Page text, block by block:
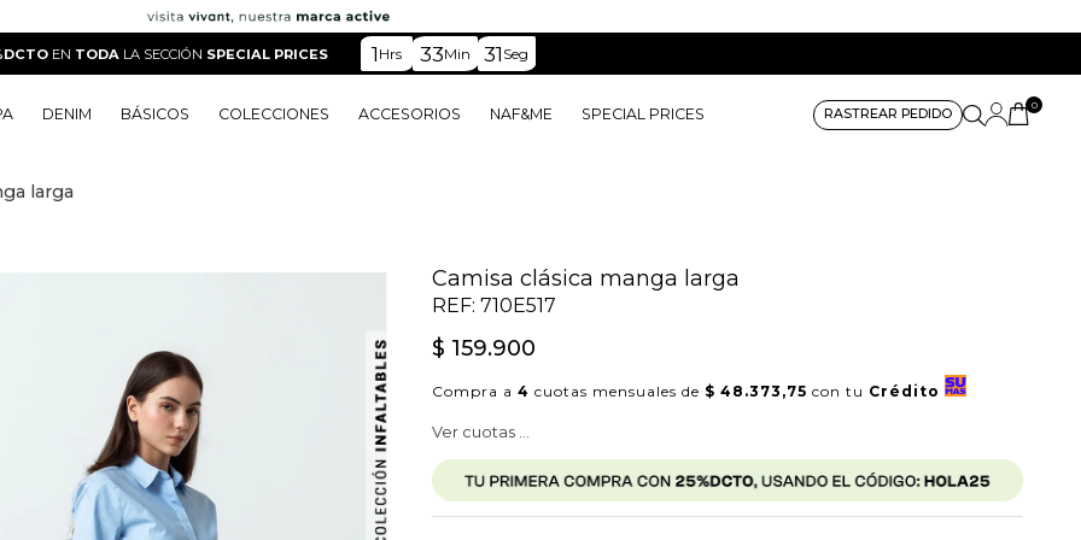
EN TODA LA SECCIÓN SPECIAL PRICES 1Hrs 33Min 30Seg
DENIM BÁSICOS COLECCIONES
Edit
ACCESORIOS NAF&ME SPECIAL PRICES RASTREAR PEDIDO
0
larga
Camisa clásica manga larga
REF:710E517
$ 159.900
Compra a4 cuotas mensuales de $ 48.373,75 con tu Crédito
Ver cuotas ...